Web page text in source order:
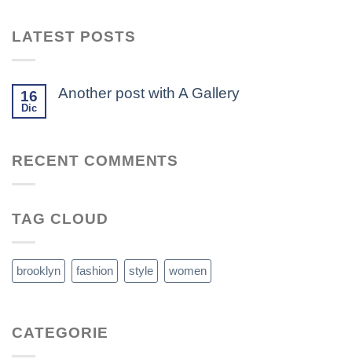
LATEST POSTS
16
Dic
Another post with A Gallery
RECENT COMMENTS
TAG CLOUD
brooklyn fashion style women
CATEGORIE